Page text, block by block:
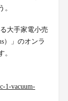
。
大手家電小売
）」のオンラ
。
1-vacuum-